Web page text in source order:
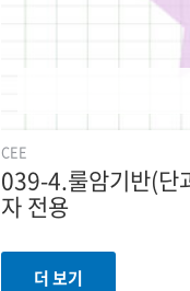
CEE
039-4.룰암기반(단
자 전용
더 보기